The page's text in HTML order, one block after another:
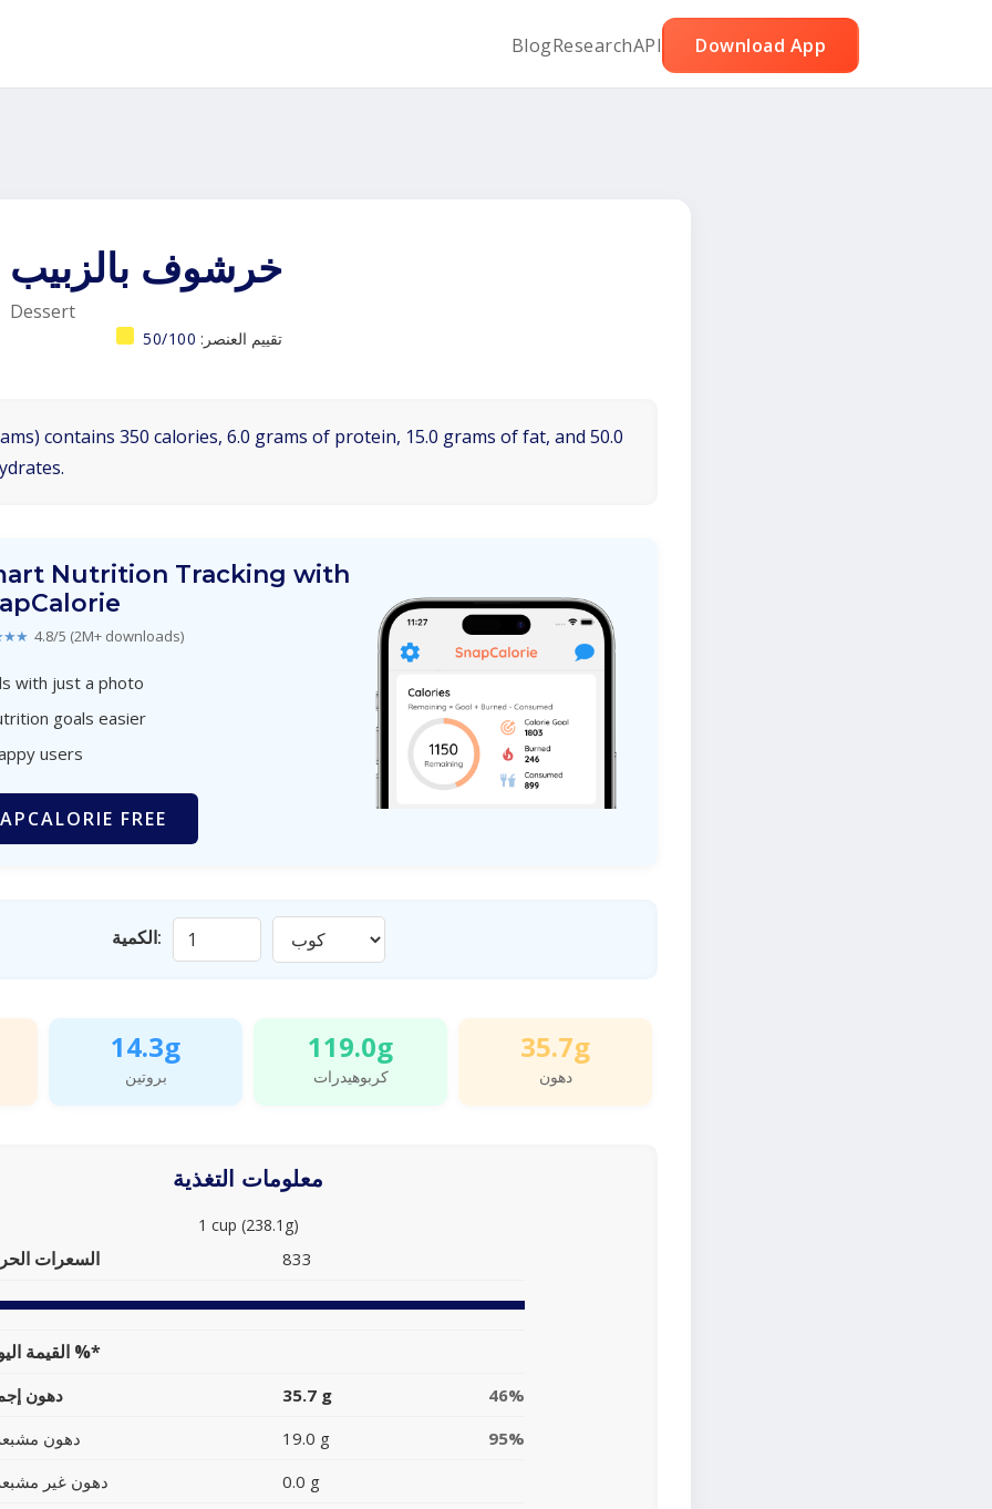
BlogResearchAPI Download App
خرشوف بالزبيب
Dessert
تقييم العنصر: 50/100
contains 350 calories, 6.0 grams of protein, 15.0 grams of fat, and 50.0
Nutrition Tracking with
4.8/5 (2M+ downloads)
with just a photo
goals easier
users
FREE
الكمية:
14.3g
بروتين
119.0g
كربوهيدرات
35.7g
دهون
معلومات التغذية
1 cup (238.1g)
السعرات 833
القيمة اليومية %*
دهون 35.7 g
46%
دهون
19.0 g
95%
دهون غير
0.0 g